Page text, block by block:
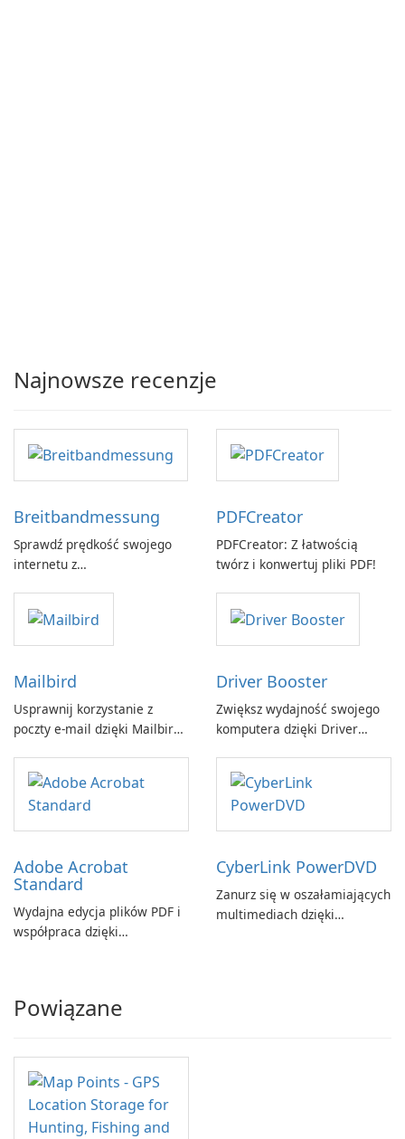
Najnowsze recenzje
Breitbandmessung
Sprawdź prędkość swojego
internetu z
PDFCreator
PDFCreator: Z łatwością
twórz i konwertuj pliki PDF!
Mailbird
Usprawnij korzystanie z
poczty e-mail dzięki Mailbird
Driver Booster
Zwiększ wydajność swojego
komputera dzięki Driver
Adobe Acrobat
Standard
Wydajna edycja plików PDF i
współpraca dzięki
CyberLink PowerDVD
Zanurz się w oszałamiających
multimediach dzięki
Powiązane